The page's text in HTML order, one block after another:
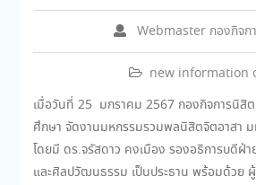
Webmaster กองกิจก
new information
เมื่อวันที่ 25 มกราคม 2567 กองกิจการนิสิ
ศึกษา จัดงานมหกรรมรวมพลนิสิตจิตอาสา ม
โดยมี ดร.จรัสดาว คงเมือง รองอธิการบดีฝ่
และศิลปวัฒนธรรม เป็นประธาน พร้อมด้วย